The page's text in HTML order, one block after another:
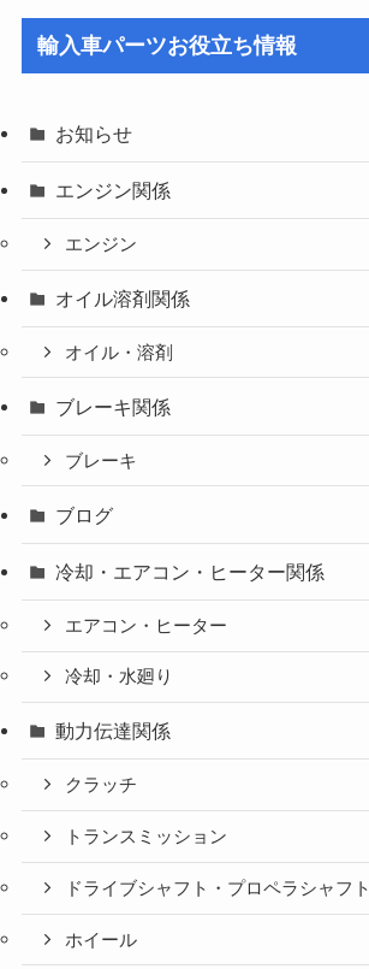
輸入車パーツお役立ち情報
お知らせ
エンジン関係
エンジン
オイル溶剤関係
オイル・溶剤
ブレーキ関係
ブレーキ
ブログ
冷却・エアコン・ヒーター関係
エアコン・ヒーター
冷却・水廻り
動力伝達関係
クラッチ
トランスミッション
ドライブシャフト・プロペラシャフト
ホイール